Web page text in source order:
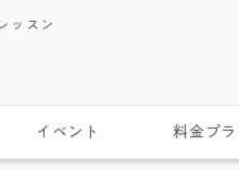
ッスン
イベント 料金プラ